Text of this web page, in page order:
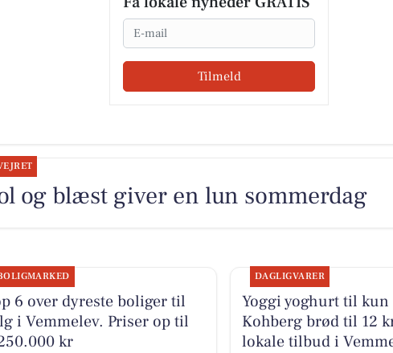
Email
Tilmeld
og blæst giver en lun sommerdag
6 over dyreste boliger til
i Vemmelev. Priser op til
kr
DAGLIGVARER
Yoggi yoghurt til kun
Kohberg brød til 12
lokale tilbud i